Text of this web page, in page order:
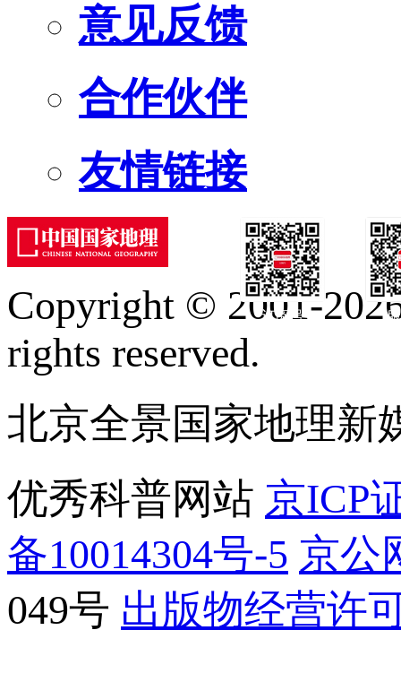
意见反馈
合作伙伴
友情链接
订阅号
Copyright © 2001-
rights reserved.
北京全景国家地理新
优秀科普网站 京ICP
备10014304号-5 京公
049号 出版物经营许